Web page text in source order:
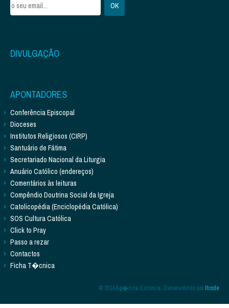
DIVULGAÇÃO
APONTADORES
Conferência Episcopal
Dioceses
Institutos Religiosos (CIRP)
Santuário de Fátima
Secretariado Nacional da Liturgia
Anuário Católico (endereços)
Comentários às leituras
Compêndio Doutrina Social da Igreja
Catolicopédia (Enciclopédia Católica)
SOS Cultura Católica
Click to Pray
Passo a rezar
Contactos
Ficha T�cnica
© 2014 Ag�ncia Ecclesia. Desenvolvido porItcode